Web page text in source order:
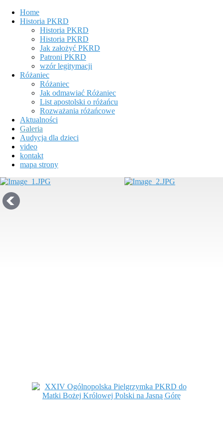
Home
Historia PKRD
Historia PKRD
Historia PKRD
Jak założyć PKRD
Patroni PKRD
wzór legitymacji
Różaniec
Różaniec
Jak odmawiać Różaniec
List apostolski o różańcu
Rozważania różańcowe
Aktualności
Galeria
Audycja dla dzieci
video
kontakt
mapa strony